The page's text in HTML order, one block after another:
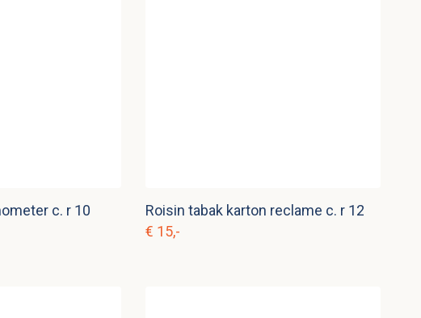
c. r 10
Roisin tabak karton reclame c. r 12
€ 15,-